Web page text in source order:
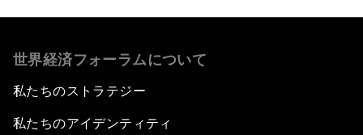
世界経済フォーラムについて
私たちのストラテジー
私たちのアイデンティティ